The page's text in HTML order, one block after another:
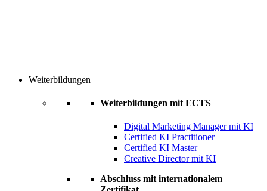
Weiterbildungen
Weiterbildungen mit ECTS
Digital Marketing Manager mit KI
Certified KI Practitioner
Certified KI Master
Creative Director mit KI
Abschluss mit internationalem